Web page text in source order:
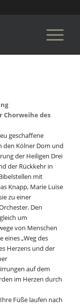
Chorweihe des
geschaffene
den Kölner Dom und
der Heiligen Drei
der Rückkehr in
mit
Knapp, Marie Luise
zu einer
Den
um
von Menschen
eines „Weg des
Herzens und der
auf dem
im Herzen durch
Füße laufen nach